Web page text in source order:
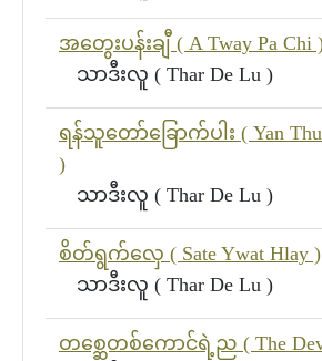
အတွေးပန်းချီ ( A Tway Pa Chi
သာဒီးလူ ( Thar De Lu )
ရန်သူတော်ခြောက်ပါး ( Yan Thu
)
သာဒီးလူ ( Thar De Lu )
စိတ်ရွက်လှေ ( Sate Ywat Hlay )
သာဒီးလူ ( Thar De Lu )
တစ္ဆေတစ်ကောင်ရဲ့ည ( The